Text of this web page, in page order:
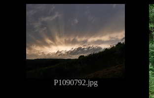
P1090792.jpg